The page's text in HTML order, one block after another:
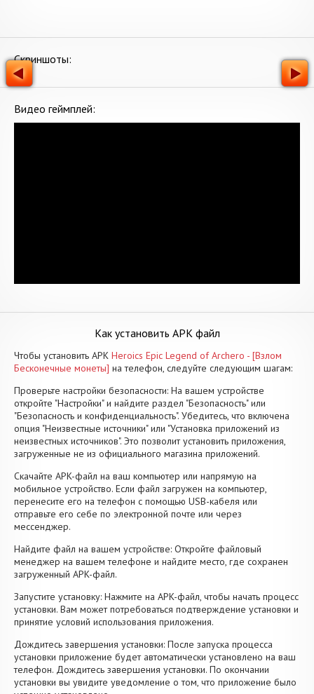
Скриншоты:
Видео геймплей:
Как установить APK файл
Чтобы установить APK Heroics Epic Legend of Archero - [Взлом
Бесконечные монеты] на телефон, следуйте следующим шагам:
Проверьте настройки безопасности: На вашем устройстве
откройте "Настройки" и найдите раздел "Безопасность" или
"Безопасность и конфиденциальность". Убедитесь, что включена
опция "Неизвестные источники" или "Установка приложений из
неизвестных источников". Это позволит установить приложения,
загруженные не из официального магазина приложений.
Скачайте APK-файл на ваш компьютер или напрямую на
мобильное устройство. Если файл загружен на компьютер,
перенесите его на телефон с помощью USB-кабеля или
отправьте его себе по электронной почте или через
мессенджер.
Найдите файл на вашем устройстве: Откройте файловый
менеджер на вашем телефоне и найдите место, где сохранен
загруженный APK-файл.
Запустите установку: Нажмите на APK-файл, чтобы начать процесс
установки. Вам может потребоваться подтверждение установки и
принятие условий использования приложения.
Дождитесь завершения установки: После запуска процесса
установки приложение будет автоматически установлено на ваш
телефон. Дождитесь завершения установки. По окончании
установки вы увидите уведомление о том, что приложение было